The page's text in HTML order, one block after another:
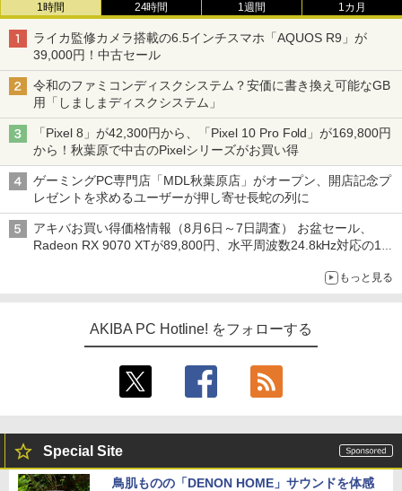
1時間 24時間 1週間 1カ月
ライカ監修カメラ搭載の6.5インチスマホ「AQUOS R9」が
39,000円！中古セール
令和のファミコンディスクシステム？安価に書き換え可能なGB
用「しましまディスクシステム」
「Pixel 8」が42,300円から、「Pixel 10 Pro Fold」が169,800円
から！秋葉原で中古のPixelシリーズがお買い得
ゲーミングPC専門店「MDL秋葉原店」がオープン、開店記念プ
レゼントを求めるユーザーが押し寄せ長蛇の列に
アキバお買い得価格情報（8月6日～7日調査） お盆セール、
Radeon RX 9070 XTが89,800円、水平周波数24.8kHz対応の17
もっと見る
AKIBA PC Hotline! をフォローする
Special Site
鳥肌ものの「DENON HOME」サウンドを体感